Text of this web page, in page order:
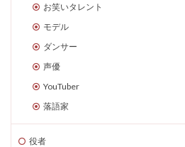
お笑いタレント
モデル
ダンサー
声優
YouTuber
落語家
役者